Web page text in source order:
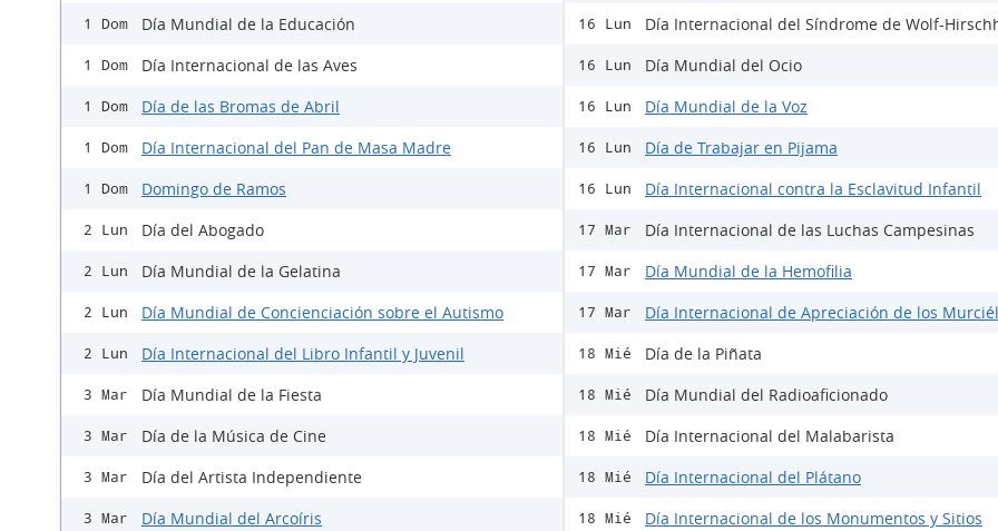
1 Dom Día Mundial de la Educación
1 Dom Día Internacional de las Aves
1 Dom Día de las Bromas de Abril
1 Dom Día Internacional del Pan de Masa Madre
1 Dom Domingo de Ramos
2 Lun Día del Abogado
2 Lun Día Mundial de la Gelatina
2 Lun Día Mundial de Concienciación sobre el Autismo
2 Lun Día Internacional del Libro Infantil y Juvenil
3 Mar Día Mundial de la Fiesta
3 Mar Día de la Música de Cine
3 Mar Día del Artista Independiente
3 Mar Día Mundial del Arcoíris
16 Lun Día Internacional del Síndrome de Wolf-
16 Lun Día Mundial del Ocio
16 Lun Día Mundial de la Voz
16 Lun Día de Trabajar en Pijama
16 Lun Día Internacional contra la Esclavitud Infantil
17 Mar Día Internacional de las Luchas Campesinas
17 Mar Día Mundial de la Hemofilia
17 Mar Día Internacional de Apreciación de los
18 Mié Día de la Piñata
18 Mié Día Mundial del Radioaficionado
18 Mié Día Internacional del Malabarista
18 Mié Día Internacional del Plátano
18 Mié Día Internacional de los Monumentos y Sitios